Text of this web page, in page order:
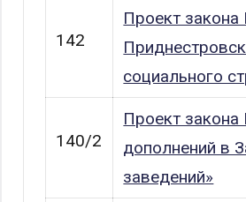
142
Проект
социального
140/2
Проект
дополнений в
заведений»